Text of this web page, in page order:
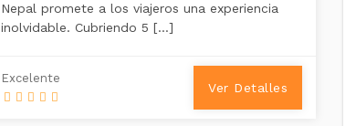
Nepal promete a los viajeros una experiencia
inolvidable. Cubriendo 5 […]
Excelente
Ver Detalles